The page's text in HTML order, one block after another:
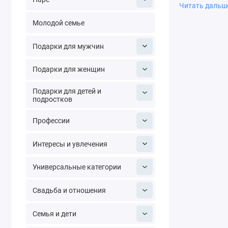
Молодой семье
Подарки для мужчин
Подарки для женщин
Подарки для детей и
подростков
Профессии
Интересы и увлечения
Универсальные категории
Свадьба и отношения
Семья и дети
бюджет.
Читать